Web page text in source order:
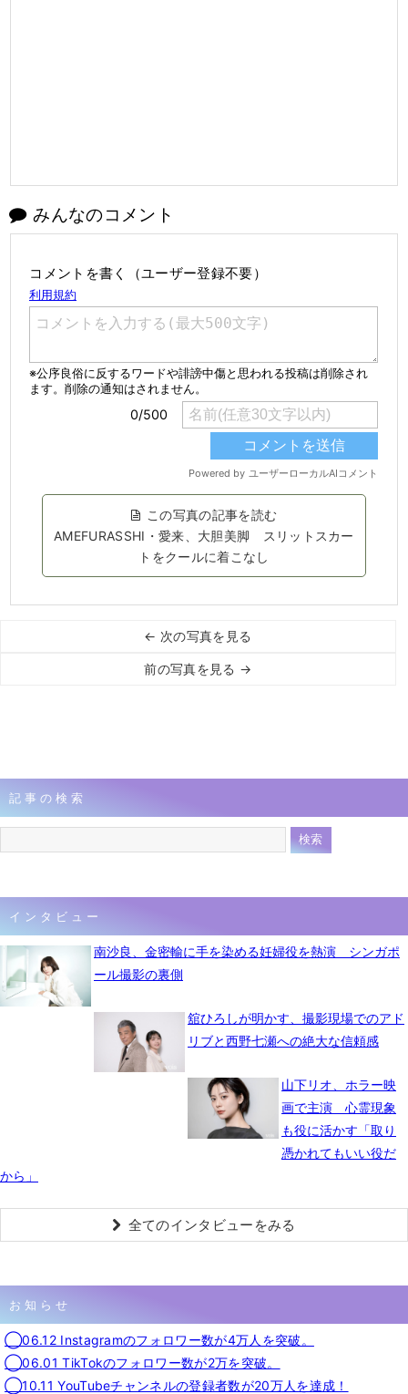
みんなのコメント
コメントを書く（ユーザー登録不要）
この写真の記事を読む
AMEFURASSHI・愛来、大胆美脚 スリットスカー
トをクールに着こなし
← 次の写真を見る
前の写真を見る →
記事の検索
インタビュー
南沙良、金密輸に手を染める妊婦役を熱演 シンガポ
ール撮影の裏側
舘ひろしが明かす、撮影現場でのアド
リブと西野七瀬への絶大な信頼感
山下リオ、ホラー映
画で主演 心霊現象
も役に活かす「取り
憑かれてもいい役だ
から」
全てのインタビューをみる
お知らせ
◯06.12 Instagramのフォロワー数が4万人を突破。
◯06.01 TikTokのフォロワー数が2万を突破。
◯10.11 YouTubeチャンネルの登録者数が20万人を達成！